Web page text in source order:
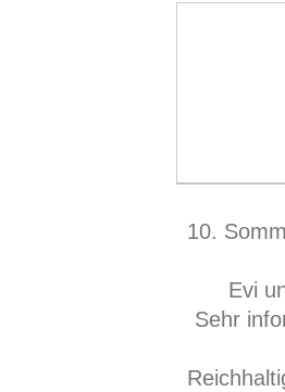
10.
Evi
Sehr